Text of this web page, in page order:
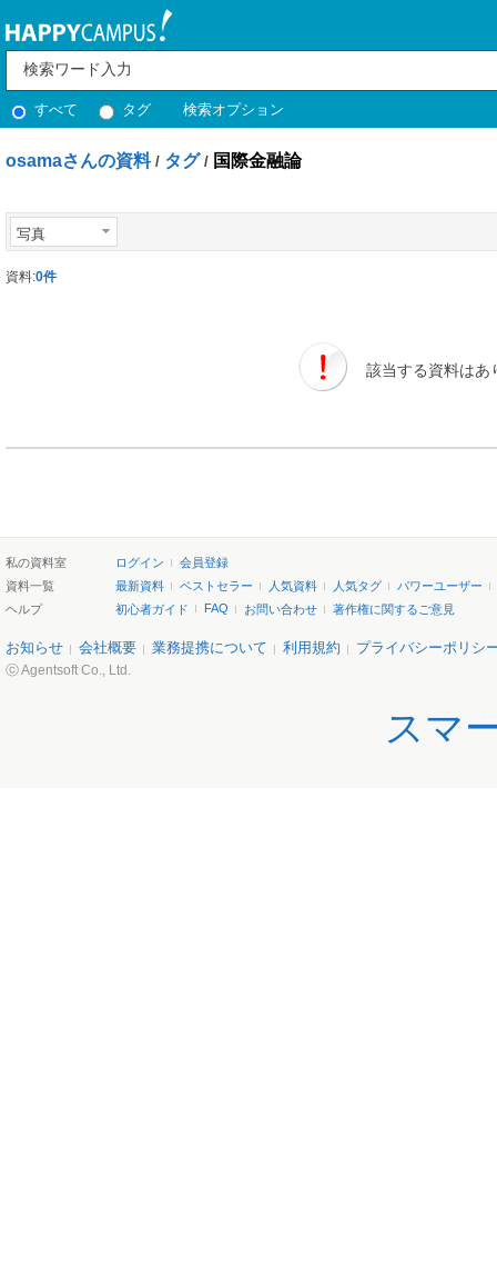
すべて タグ 検索オプション
osamaさんの資料 / タグ / 国際金融論
写真
資料:0件
該当する資料はあ
私の資料室 ログイン
会員登録
資料一覧
最新資料 ベストセラー 人気資料 人気タグ
パワーユーザー
ヘルプ
初心者ガイド FAQ お問い合わせ 著作権に関するご意見
お知らせ 会社概要 業務提携について 利用規約 プライバシーポリシ
ⓒ Agentsoft Co., Ltd.
スマ